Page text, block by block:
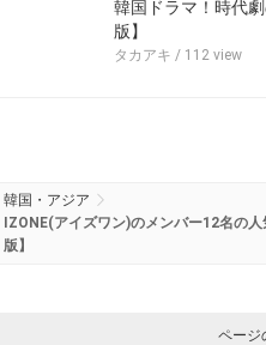
韓国ドラマ！時代
版】
タカアキ / 112 view
韓国・アジア
IZONE(アイズワン)のメンバー12名の
版】
ページ